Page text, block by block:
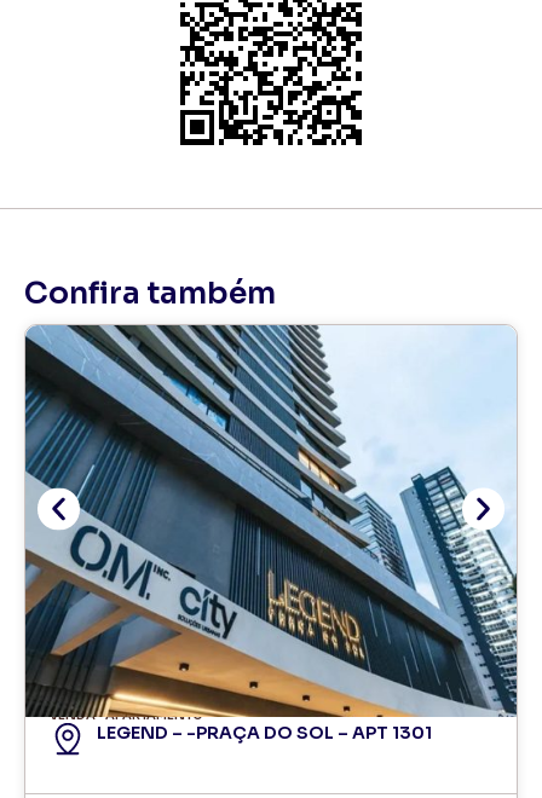
Confira também
VENDA APARTAMENTO
LEGEND – -PRAÇA DO SOL – APT 1301